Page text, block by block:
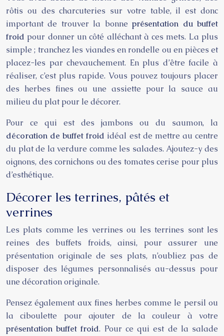
rôtis ou des charcuteries sur votre table, il est donc
important de trouver la bonneprésentation du buffet
froid pour donner un côté alléchant à ces mets. La plus
simple ; tranchez les viandes en rondelle ou en pièces et
placez-les par chevauchement. En plus d’être facile à
réaliser, c’est plus rapide. Vous pouvez toujours placer
des herbes fines ou une assiette pour la sauce au
milieu du plat pour le décorer.
Pour ce qui est des jambons ou du saumon, la
décoration de buffet froid idéal est de mettre au centre
du plat de la verdure comme les salades. Ajoutez-y des
oignons, des cornichons ou des tomates cerise pour plus
d’esthétique.
Décorer les terrines, pâtés et
verrines
Les plats comme les verrines ou les terrines sont les
reines des buffets froids, ainsi, pour assurer une
présentation originale de ses plats, n’oubliez pas de
disposer des légumes personnalisés au-dessus pour
une décoration originale.
Pensez également aux fines herbes comme le persil ou
la ciboulette pour ajouter de la couleur à votre
présentation buffet froid. Pour ce qui est de la salade